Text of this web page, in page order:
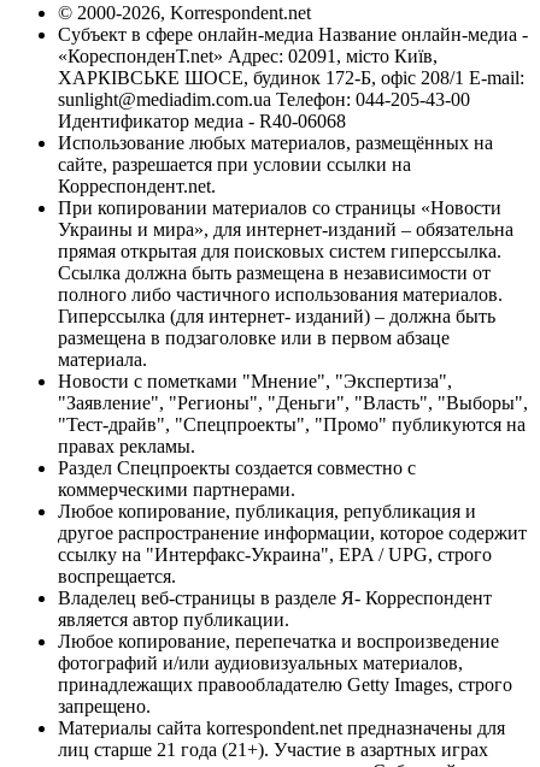
© 2000-2026, Korrespondent.net
Субъект в сфере онлайн-медиа Название онлайн-медиа -
«КореспонденТ.net» Адрес: 02091, місто Київ,
ХАРКІВСЬКЕ ШОСЕ, будинок 172-Б, офіс 208/1 E-mail:
sunlight@mediadim.com.ua Телефон: 044-205-43-00
Идентификатор медиа - R40-06068
Использование любых материалов, размещённых на
сайте, разрешается при условии ссылки на
Корреспондент.net.
При копировании материалов со страницы «Новости
Украины и мира», для интернет-изданий – обязательна
прямая открытая для поисковых систем гиперссылка.
Ссылка должна быть размещена в независимости от
полного либо частичного использования материалов.
Гиперссылка (для интернет- изданий) – должна быть
размещена в подзаголовке или в первом абзаце
материала.
Новости с пометками "Мнение", "Экспертиза",
"Заявление", "Регионы", "Деньги", "Власть", "Выборы",
"Тест-драйв", "Спецпроекты", "Промо" публикуются на
правах рекламы.
Раздел Спецпроекты создается совместно с
коммерческими партнерами.
Любое копирование, публикация, републикация и
другое распространение информации, которое содержит
ссылку на "Интерфакс-Украина", EPA / UPG, строго
воспрещается.
Владелец веб-страницы в разделе Я- Корреспондент
является автор публикации.
Любое копирование, перепечатка и воспроизведение
фотографий и/или аудиовизуальных материалов,
принадлежащих правообладателю Getty Images, строго
запрещено.
Материалы сайта korrespondent.net предназначены для
лиц старше 21 года (21+). Участие в азартных играх